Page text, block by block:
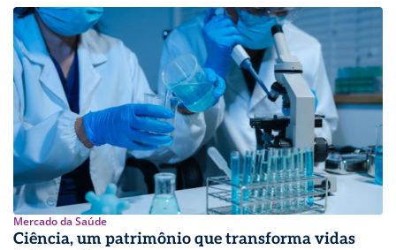
Mercado da Saúde
Ciência, um patrimônio que transforma vidas